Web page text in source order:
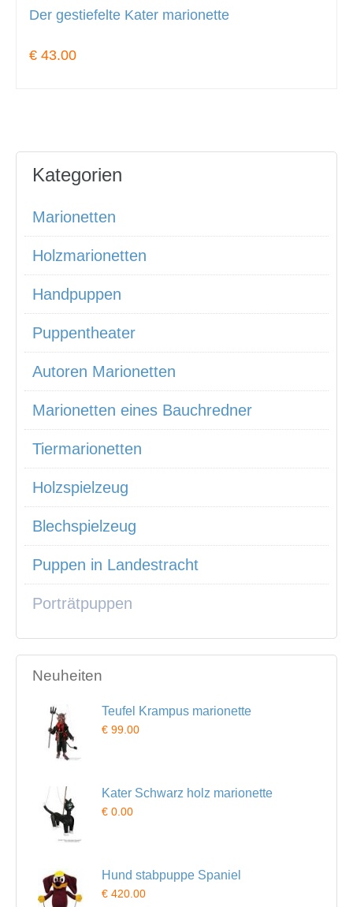
Der gestiefelte Kater marionette
€ 43.00
Kategorien
Marionetten
Holzmarionetten
Handpuppen
Puppentheater
Autoren Marionetten
Marionetten eines Bauchredner
Tiermarionetten
Holzspielzeug
Blechspielzeug
Puppen in Landestracht
Porträtpuppen
Neuheiten
Teufel Krampus marionette
€ 99.00
Kater Schwarz holz marionette
€ 0.00
Hund stabpuppe Spaniel
€ 420.00